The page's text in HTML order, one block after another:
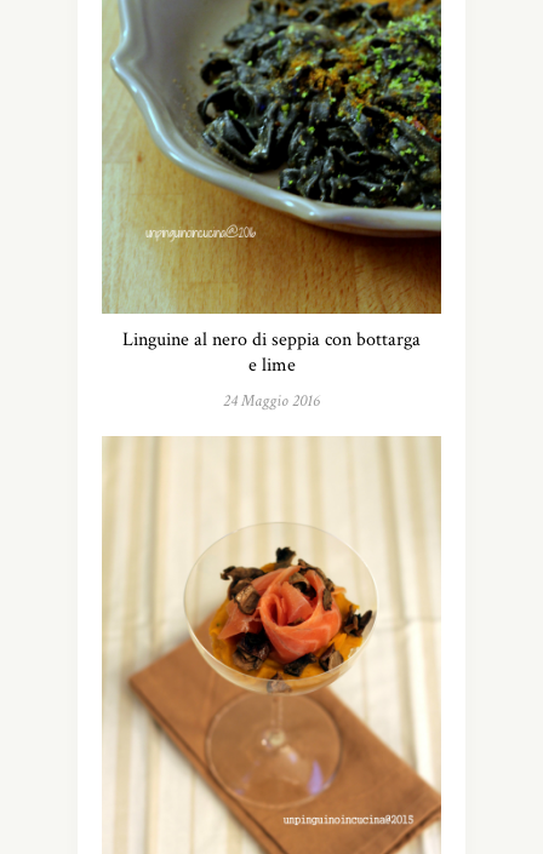
Linguine al nero di seppia con bottarga
e lime
24 Maggio 2016